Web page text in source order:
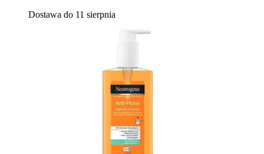
Dostawa do 11 sierpnia